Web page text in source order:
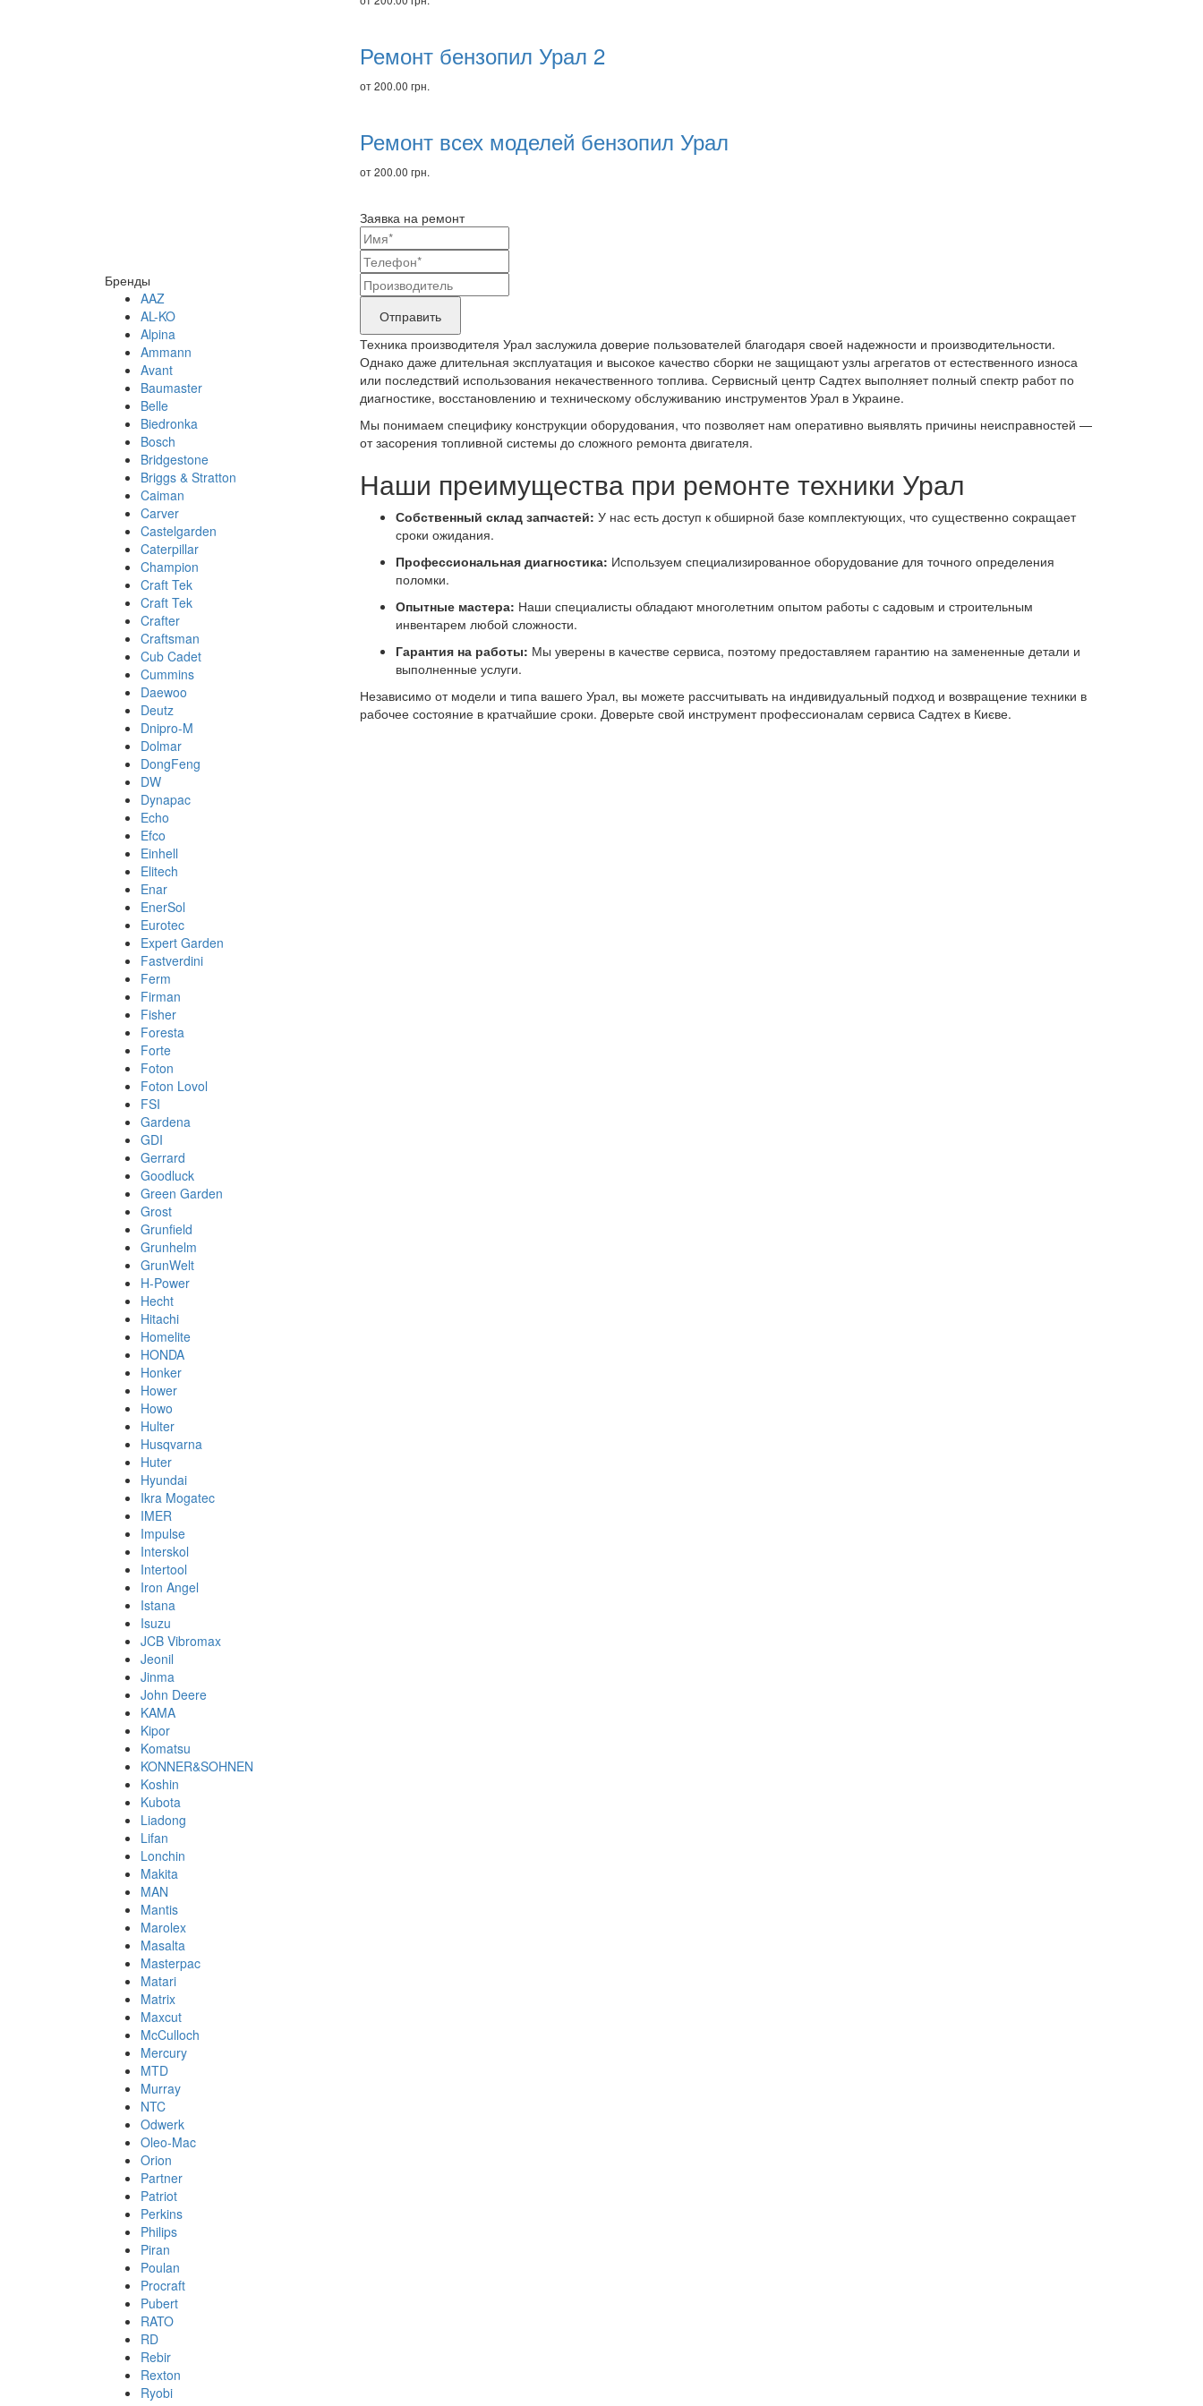
Бренды
AAZ
AL-KO
Alpina
Ammann
Avant
Baumaster
Belle
Biedronka
Bosch
Bridgestone
Briggs & Stratton
Caiman
Carver
Castelgarden
Caterpillar
Champion
Craft Tek
Craft Tek
Crafter
Craftsman
Cub Cadet
Cummins
Daewoo
Deutz
Dnipro-M
Dolmar
DongFeng
DW
Dynapac
Echo
Efco
Einhell
Elitech
Enar
EnerSol
Eurotec
Expert Garden
Fastverdini
Ferm
Firman
Fisher
Foresta
Forte
Foton
Foton Lovol
FSI
Gardena
GDI
Gerrard
Goodluck
Green Garden
Grost
Grunfield
Grunhelm
GrunWelt
H-Power
Hecht
Hitachi
Homelite
HONDA
Honker
Hower
Howo
Hulter
Husqvarna
Huter
Hyundai
Ikra Mogatec
IMER
Impulse
Interskol
Intertool
Iron Angel
Istana
Isuzu
JCB Vibromax
Jeonil
Jinma
John Deere
KAMA
Kipor
Komatsu
KONNER&SOHNEN
Koshin
Kubota
Liadong
Lifan
Lonchin
Makita
MAN
Mantis
Marolex
Masalta
Masterpac
Matari
Matrix
Maxcut
McCulloch
Mercury
MTD
Murray
NTC
Odwerk
Oleo-Mac
Orion
Partner
Patriot
Perkins
Philips
Piran
Poulan
Procraft
Pubert
RATO
RD
Rebir
Rexton
Ryobi
Ремонт бензопил Урал 2
от 200.00 грн.
Ремонт всех моделей бензопил Урал
от 200.00 грн.
Заявка на ремонт
Ваши
контактные
данные
Название
бренда
продукта,
требующего
ремонта
Отправить
Техника производителя Урал заслужила доверие пользователей благодаря своей надежности и производительности.
Однако даже длительная эксплуатация и высокое качество сборки не защищают узлы агрегатов от естественного износа
или последствий использования некачественного топлива. Сервисный центр Садтех выполняет полный спектр работ по
диагностике, восстановлению и техническому обслуживанию инструментов Урал в Украине.
Мы понимаем специфику конструкции оборудования, что позволяет нам оперативно выявлять причины неисправностей —
от засорения топливной системы до сложного ремонта двигателя.
Наши преимущества при ремонте техники Урал
Собственный склад запчастей: У нас есть доступ к обширной базе комплектующих, что существенно сокращает
сроки ожидания.
Профессиональная диагностика: Используем специализированное оборудование для точного определения
поломки.
Опытные мастера: Наши специалисты обладают многолетним опытом работы с садовым и строительным
инвентарем любой сложности.
Гарантия на работы: Мы уверены в качестве сервиса, поэтому предоставляем гарантию на замененные детали и
выполненные услуги.
Независимо от модели и типа вашего Урал, вы можете рассчитывать на индивидуальный подход и возвращение техники в
рабочее состояние в кратчайшие сроки. Доверьте свой инструмент профессионалам сервиса Садтех в Києве.